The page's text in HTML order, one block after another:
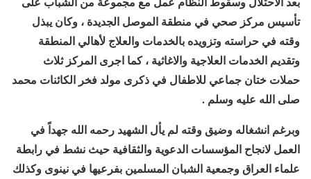
تأسيس مركز صحي في منطقة الموصل الجديدة ، وكان يبذل
وقته في حراسته وتزويده بالخدمات والعلاج لأهالي المنطقة
وتقديم الخدمات العلاجية والاغاثية ، كما اجرى المركز ثلاث
حملات ختان جماعي للاطفال في ذكرى مولد فخر الكائنات محمد
صلى الله عليه وسلم .
وبرغم انشغاله وضيق وقته لم يأل الشهيد رحمه الله جهداً في
العمل لانجاح المؤسسات الدعوية والثقافية حيث نشط في رابطة
علماء العراق وجمعية الشبان المسلمين بفرعيها في نينوى وكذلك